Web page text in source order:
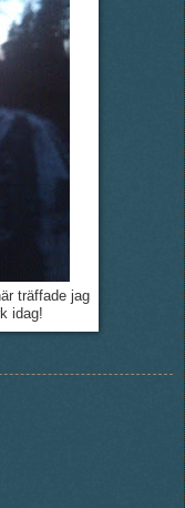
träffade jag
idag!